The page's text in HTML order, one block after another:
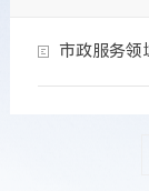
市政服务领